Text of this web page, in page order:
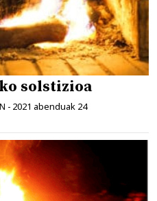
solstizioa
- 2021 abenduak 24